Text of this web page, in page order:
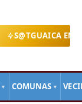
S@TGUAICA EN
▼ COMUNAS ▼